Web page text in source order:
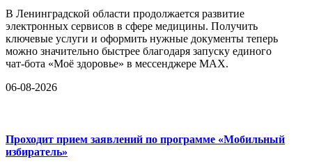
В Ленинградской области продолжается развитие
электронных сервисов в сфере медицины. Получить
ключевые услуги и оформить нужные документы теперь
можно значительно быстрее благодаря запуску единого
чат-бота «Моё здоровье» в мессенджере MAX.
06-08-2026
Проходит прием заявлений по программе «Мобильный
избиратель»